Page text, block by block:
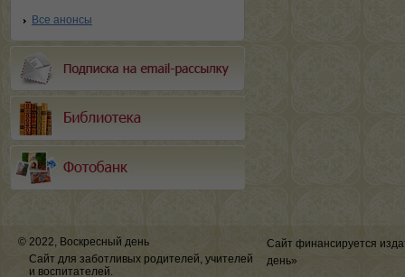
Все анонсы
© 2022, Воскресный день
Сайт для заботливых родителей, учителей
и воспитателей.
Сайт финансируется
день»